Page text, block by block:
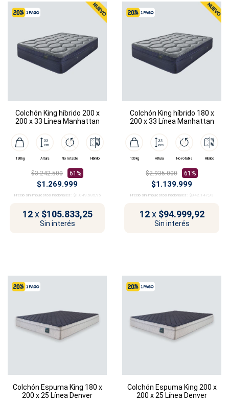
Colchón King híbrido 200 x
200 x 33 Línea Manhattan
130kg Altura No rotable Híbrido
$3.242.500 61%
$1.269.999
Precio sin impuestos nacionales: $1.049.585,95
12 x $105.833,25
Sin interés
Colchón King híbrido 180 x
200 x 33 Línea Manhattan
130kg Altura No rotable Híbrido
$2.935.000 61%
$1.139.999
Precio sin impuestos nacionales: $942.147,93
12 x $94.999,92
Sin interés
Colchón Espuma King 180 x
200 x 25 Línea Denver
Colchón Espuma King 200 x
200 x 25 Línea Denver